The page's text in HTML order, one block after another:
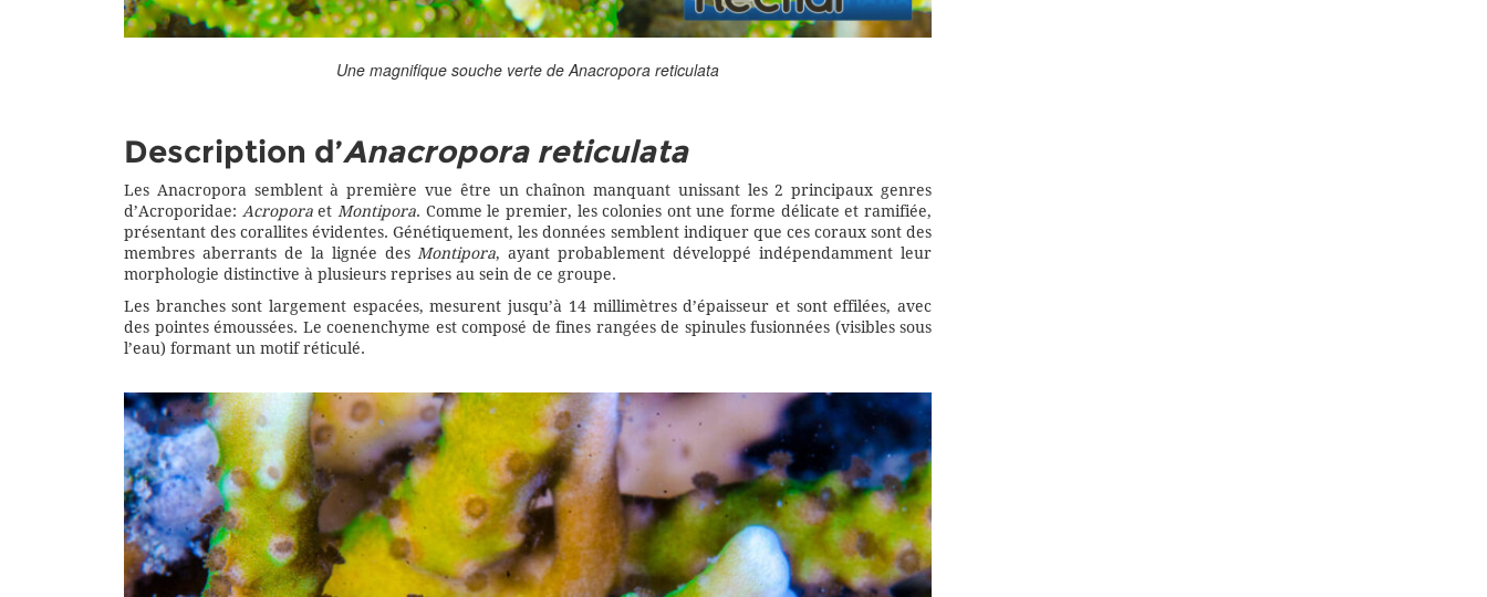
Une magnifique souche verte de Anacropora reticulata
Description d’Anacropora reticulata
Les Anacropora semblent à première vue être un chaînon manquant unissant les 2 principaux genres
d’Acroporidae: Acroporaet Montipora. Comme le premier, les colonies ont une forme délicate et ramifiée,
présentant des corallites évidentes. Génétiquement, les données semblent indiquer que ces coraux sont des
membres aberrants de la lignée desMontipora, ayant probablement développé indépendamment leur
morphologie distinctive à plusieurs reprises au sein de ce groupe.
Les branches sont largement espacées, mesurent jusqu’à 14 millimètres d’épaisseur et sont effilées, avec
des pointes émoussées. Le coenenchyme est composé de fines rangées de spinules fusionnées (visibles sous
l’eau) formant un motif réticulé.